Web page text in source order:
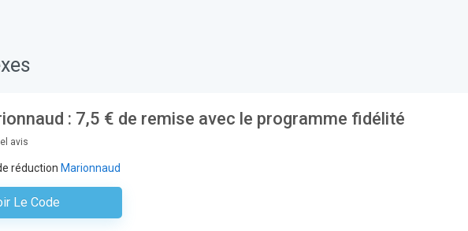
: 7,5 € de remise avec le programme fidélité
avis
réduction Marionnaud
Le Code
Code N'est Nécessaire